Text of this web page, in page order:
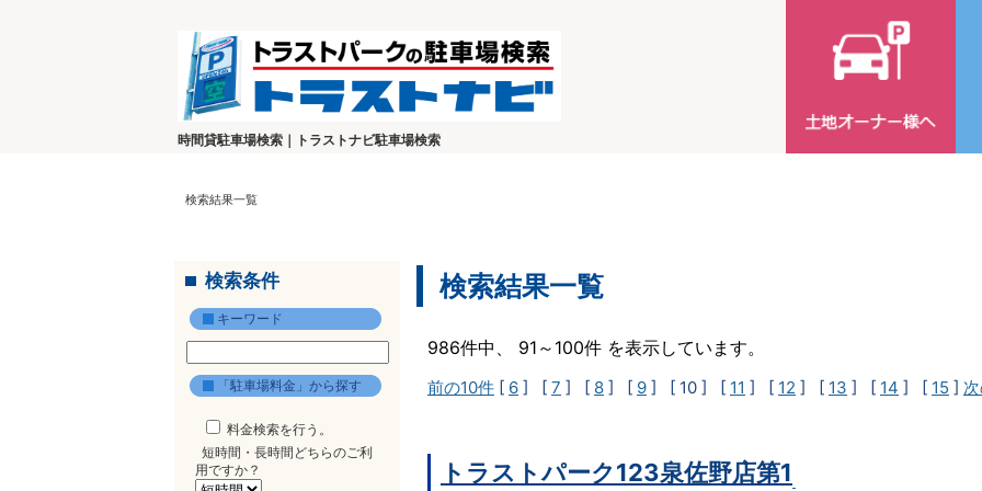
時間貸駐車場検索｜トラストナビ駐車場検索
検索結果一覧
検索条件
キーワード
「駐車場料金」から探す
料金検索を行う。
短時間・長時間どちらのご利
用ですか？
検索結果一覧
986件中、 91～100件 を表示しています。
前の10件 [ 6 ] [ 7 ] [ 8 ] [ 9 ] [ 10 ] [ 11 ] [ 12 ] [ 13 ] [ 14 ] [ 15 ]
トラストパーク123泉佐野店第1